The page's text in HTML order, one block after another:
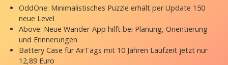
OddOne: Minimalistisches Puzzle erhält per Update 150
neue Level
Above: Neue Wander-App hilft bei Planung, Orientierung
und Erinnerungen
Battery Case für AirTags mit 10 Jahren Laufzeit jetzt nur
12,89 Euro